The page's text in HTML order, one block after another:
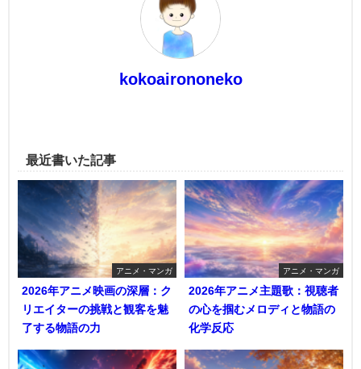
kokoairononeko
最近書いた記事
アニメ・マンガ
2026年アニメ映画の深層：ク
リエイターの挑戦と観客を魅
了する物語の力
アニメ・マンガ
2026年アニメ主題歌：視聴者
の心を掴むメロディと物語の
化学反応